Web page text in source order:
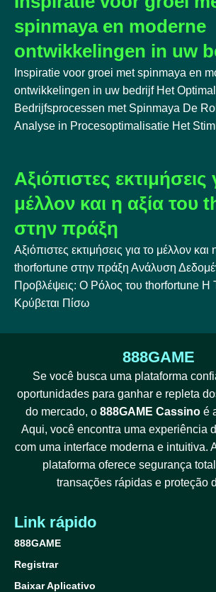
spinmaya en moderne
ontwikkelingen in uw
Inspiratie voor groei met spinmaya en
ontwikkelingen in uw bedrijf Het
Bedrijfsprocessen met Spinmaya De
Analyse in Procesoptimalisatie Het
Αξιόπιστες εκτιμήσεις
μέλλον και η αξία του
στην πράξη
Αξιόπιστες εκτιμήσεις για το μέλλον και
thorfortune στην πράξη Ανάλυση
Προβλέψεις: Ο Ρόλος του thorfortune Η
Κρύβεται Πίσω
888GAME
Se você busca uma plataforma
oportunidades para ganhar e repleta
do mercado, o 888GAME Cassino é
Aqui, você encontra uma experiência
com uma interface moderna e intuitiva.
plataforma oferece segurança
transações rápidas e proteção
Link rápido
888GAME
Registrar
Baixar Aplicativo